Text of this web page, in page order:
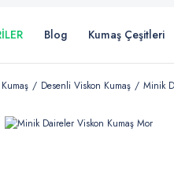
Blog Kumaş Çeşitleri
Desenli Viskon Kumaş Minik